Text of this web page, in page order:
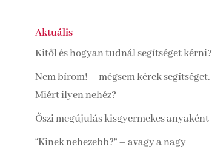
Aktuális
Kitől és hogyan tudnál segítséget kérni?
Nem bírom! – mégsem kérek segítséget.
Miért ilyen nehéz?
Őszi megújulás kisgyermekes anyaként
“Kinek nehezebb?” – avagy a nagy